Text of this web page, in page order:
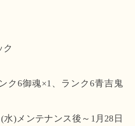
ク
ク6御魂×1、ランク6青吉鬼
水)メンテナンス後～1月28日